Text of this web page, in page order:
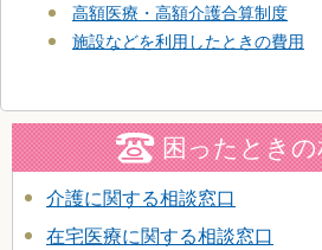
高額医療・高額介護合算制度
施設などを利用したときの費用
困ったときの
介護に関する相談窓口
在宅医療に関する相談窓口